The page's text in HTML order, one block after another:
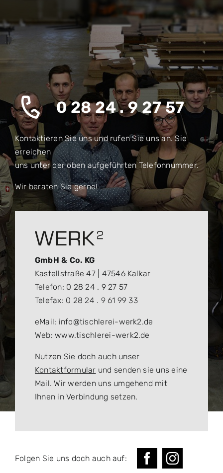
0 28 24 . 9 27 57
Kontaktieren Sie uns und rufen Sie uns an. Sie
erreichen
uns unter der oben aufgeführten Telefonnummer.
Wir beraten Sie gerne!
GmbH & Co. KG
Kastellstraße 47 | 47546 Kalkar
Telefon: 0 28 24 . 9 27 57
Telefax: 0 28 24 . 9 61 99 33
eMail: info@tischlerei-werk2.de
Web: www.tischlerei-werk2.de
Nutzen Sie doch auch unser
Kontaktformular und senden sie uns eine
Mail. Wir werden uns umgehend mit
Ihnen in Verbindung setzen.
Folgen Sie uns doch auch auf: